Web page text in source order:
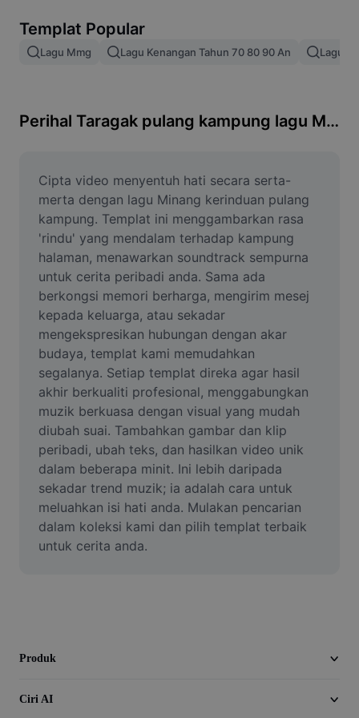
Gabungan imej
Ubah Saiz Imej
Penjana Meme
AI Text Remover
AI People Remover
AI Inpainting
Face Cutout
Video
Alih keluar latar video
Pertingkat kualiti
Editor Video
Pangkas Video
Tambahkan Sari Kata pada Video
Templat Popular
Lagu Mmg Lagu Kenangan Tahun 70 80 90 An Lagu
Perihal Taragak pulang kampung lagu Minang
Cipta video menyentuh hati secara serta-
merta dengan lagu Minang kerinduan pulang
kampung. Templat ini menggambarkan rasa
'rindu' yang mendalam terhadap kampung
halaman, menawarkan soundtrack sempurna
untuk cerita peribadi anda. Sama ada
berkongsi memori berharga, mengirim mesej
kepada keluarga, atau sekadar
mengekspresikan hubungan dengan akar
budaya, templat kami memudahkan
segalanya. Setiap templat direka agar hasil
akhir berkualiti profesional, menggabungkan
muzik berkuasa dengan visual yang mudah
diubah suai. Tambahkan gambar dan klip
peribadi, ubah teks, dan hasilkan video unik
dalam beberapa minit. Ini lebih daripada
sekadar trend muzik; ia adalah cara untuk
meluahkan isi hati anda. Mulakan pencarian
dalam koleksi kami dan pilih templat terbaik
untuk cerita anda.
Produk
Ciri AI